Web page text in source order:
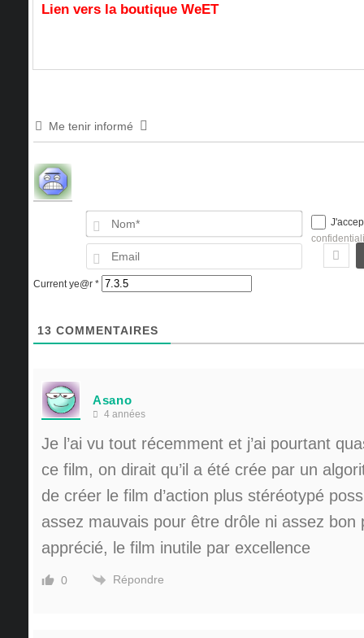
Lien vers la boutique WeET
Me tenir informé
Nom*
Current ye@r *
13 COMMENTAIRES
Asano
4 années
Je l’ai vu tout récemment et j’ai pourtant
ce film, on dirait qu’il a été crée par un
de créer le film d’action plus stéréotypé
assez mauvais pour être drôle ni assez bon
apprécié, le film inutile par excellence
0 Répondre